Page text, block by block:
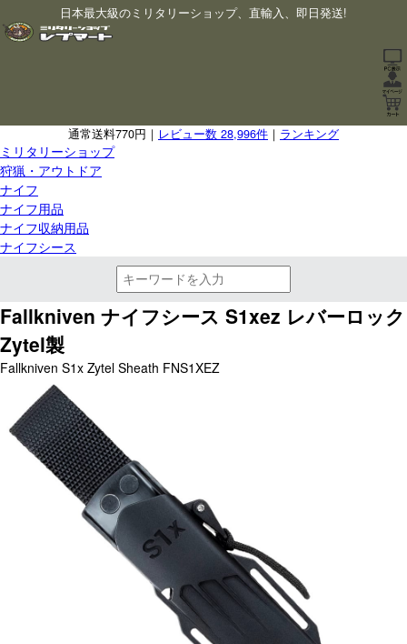
日本最大級のミリタリーショップ、直輸入、即日発送!
通常送料770円｜ レビュー数 28,996件 ｜ ランキング
ミリタリーショップ
狩猟・アウトドア
ナイフ
ナイフ用品
ナイフ収納用品
ナイフシース
Fallkniven ナイフシース S1xez レバーロック
Zytel製
Fallkniven S1x Zytel Sheath FNS1XEZ